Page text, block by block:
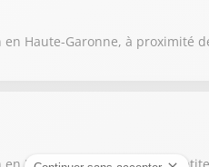
Haute-Garonne, à proximité